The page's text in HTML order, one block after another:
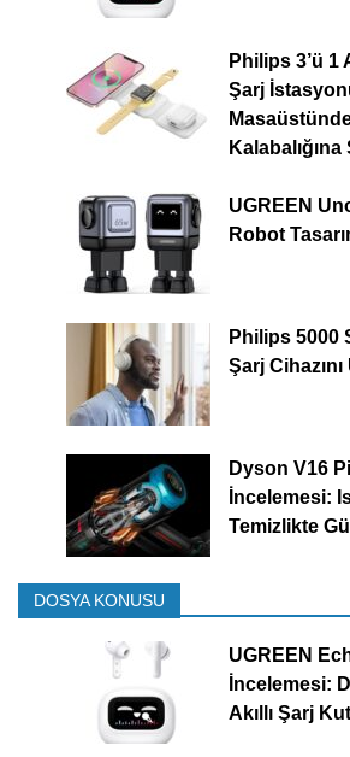
Philips 3’ü 1
Şarj
Kalabalığına
UGREEN
Robot
Philips 5000
Şarj
Dyson V16
İncelemesi:
Temizlikte
DOSYA KONUSU
UGREEN
İncelemesi:
Akıllı Şarj